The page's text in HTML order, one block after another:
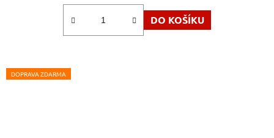
DO KOŠÍKU
DOPRAVA ZDARMA